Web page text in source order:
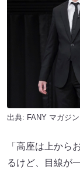
出典: FANY マガジン
「高座は上から
るけど、目線が